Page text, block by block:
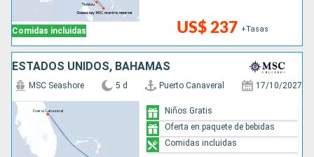
Comidas incluidas US$ 237 +Tasas
ESTADOS UNIDOS, BAHAMAS
MSC Seashore 5 d Puerto Canaveral 17/10/2027
Niños Gratis
Oferta en paquete de bebidas
Comidas incluidas